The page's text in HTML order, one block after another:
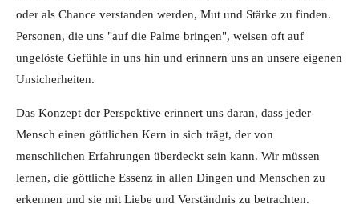
oder als Chance verstanden werden, Mut und Stärke zu finden.
Personen, die uns "auf die Palme bringen", weisen oft auf
ungelöste Gefühle in uns hin und erinnern uns an unsere eigenen
Unsicherheiten.
Das Konzept der Perspektive erinnert uns daran, dass jeder
Mensch einen göttlichen Kern in sich trägt, der von
menschlichen Erfahrungen überdeckt sein kann. Wir müssen
lernen, die göttliche Essenz in allen Dingen und Menschen zu
erkennen und sie mit Liebe und Verständnis zu betrachten.